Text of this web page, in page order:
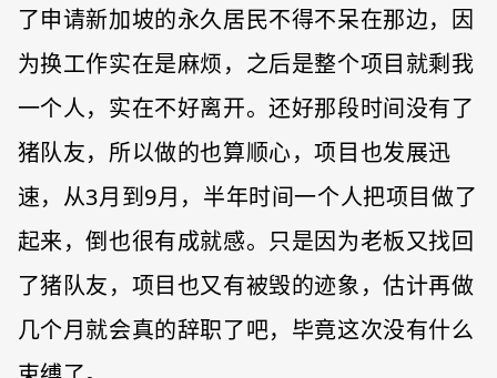
了申请新加坡的永久居民不得不呆在那边，因
为换工作实在是麻烦，之后是整个项目就剩我
一个人，实在不好离开。还好那段时间没有了
猪队友，所以做的也算顺心，项目也发展迅
速，从3月到9月，半年时间一个人把项目做了
起来，倒也很有成就感。只是因为老板又找回
了猪队友，项目也又有被毁的迹象，估计再做
几个月就会真的辞职了吧，毕竟这次没有什么